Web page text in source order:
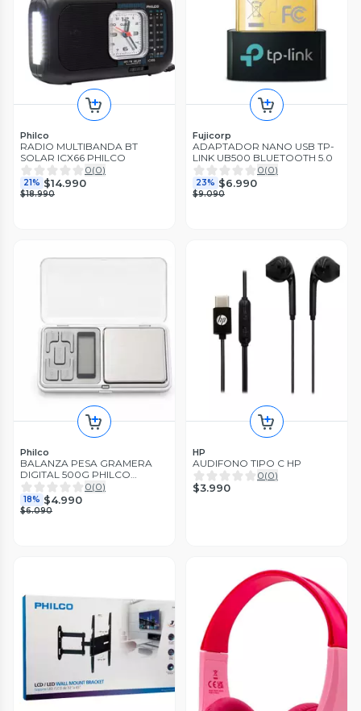
Philco
RADIO MULTIBANDA BT
SOLAR ICX66 PHILCO
0(0)
21% $14.990
$18.990
Fujicorp
ADAPTADOR NANO USB TP-
LINK UB500 BLUETOOTH 5.0
0(0)
23% $6.990
$9.090
Philco
BALANZA PESA GRAMERA
DIGITAL 500G PHILCO
48PGR-000J6
0(0)
18% $4.990
$6.090
HP
AUDIFONO TIPO C HP
0(0)
$3.990